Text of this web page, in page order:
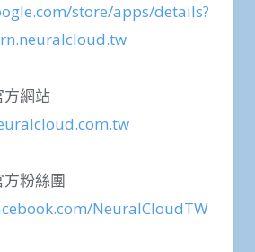
store/apps/details?
方網站
方粉絲團
NeuralCloudTW